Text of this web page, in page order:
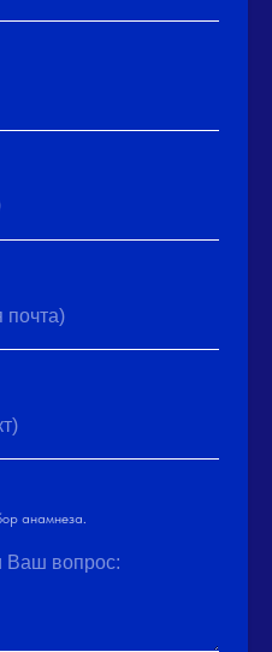
почта)
анамнеза.
Ваш вопрос: